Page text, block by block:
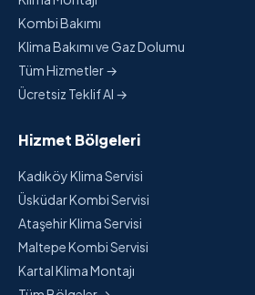
Kombi Bakımı
Klima Bakımı ve Gaz Dolumu
Tüm Hizmetler →
Ücretsiz Teklif Al →
Hizmet Bölgeleri
Kadıköy Klima Servisi
Üsküdar Kombi Servisi
Ataşehir Klima Servisi
Maltepe Kombi Servisi
Kartal Klima Montajı